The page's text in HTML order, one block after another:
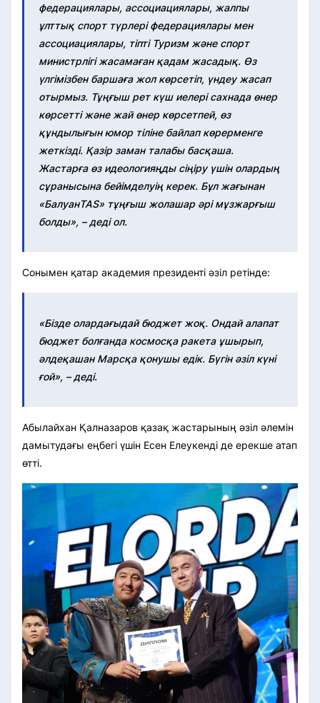
федерациялары, ассоциациялары, жалпы
ұлттық спорт түрлері федерациялары мен
ассоциациялары, тіпті Туризм және спорт
министрлігі жасамаған қадам жасадық. Өз
үлгімізбен баршаға жол көрсетіп, үндеу жасап
отырмыз. Тұңғыш рет күш иелері сахнада өнер
көрсетті және жай өнер көрсетпей, өз
құндылығын юмор тіліне байлап көрерменге
жеткізді. Қазір заман талабы басқаша.
Жастарға өз идеологияңды сіңіру үшін олардың
сұранысына бейімделуің керек. Бұл жағынан
«БалуанTAS» тұңғыш жолашар әрі мұзжарғыш
болды», – деді ол.
Сонымен қатар академия президенті әзіл ретінде:
«Бізде олардағыдай бюджет жоқ. Ондай алапат
бюджет болғанда космосқа ракета ұшырып,
әлдеқашан Марсқа қонушы едік. Бүгін әзіл күні
ғой», – деді.
Абылайхан Қалназаров қазақ жастарының әзіл әлемін
дамытудағы еңбегі үшін Есен Елеукенді де ерекше атап
өтті.